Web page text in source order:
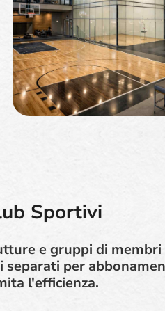
Sportivi
e gruppi di membri
per
l'efficienza.